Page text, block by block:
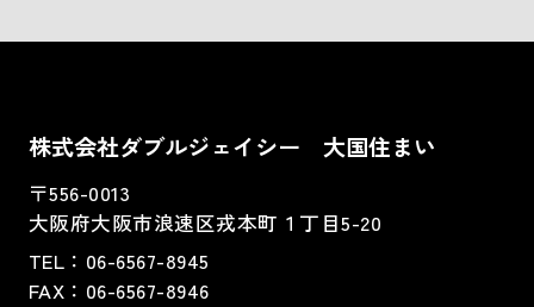
株式会社ダブルジェイシー 大国住まい
〒556-0013
大阪府大阪市浪速区戎本町１丁目5-20
TEL： 06-6567-8945
FAX：06-6567-8946